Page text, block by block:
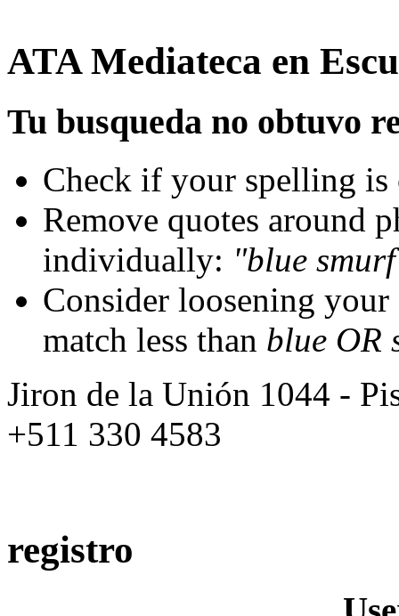
ATA Mediateca en
Tu busqueda no obtuvo
Check if your spelling is
Remove quotes around
individually: "blue
Consider loosening
match less than blue OR
Jiron de la Unión 1044 -
+511 330 4583
registro